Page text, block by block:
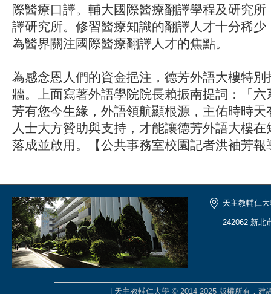
際醫療口譯。輔大國際醫療翻譯學程及研究
譯研究所。修習醫療知識的翻譯人才十分稀少
為醫界關注國際醫療翻譯人才的焦點。
為感念恩人們的資金挹注，德芳外語大樓特別
牆。上面寫著外語學院院長賴振南提詞：「六
芳有您今生緣，外語領航顯根源，主佑時時天
人士大方贊助與支持，才能讓德芳外語大樓
落成並啟用。【公共事務室校園記者洪袖芳報
天主教輔仁
242062 新北
| 天主教輔仁大學 © 2014-2025 版權所有，